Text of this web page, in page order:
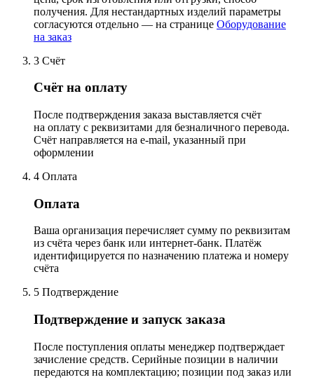
получения. Для нестандартных изделий параметры
согласуются отдельно — на странице Оборудование
на заказ
3 Счёт
Счёт на оплату
После подтверждения заказа выставляется счёт
на оплату с реквизитами для безналичного перевода.
Счёт направляется на e-mail, указанный при
оформлении
4 Оплата
Оплата
Ваша организация перечисляет сумму по реквизитам
из счёта через банк или интернет-банк. Платёж
идентифицируется по назначению платежа и номеру
счёта
5 Подтверждение
Подтверждение и запуск заказа
После поступления оплаты менеджер подтверждает
зачисление средств. Серийные позиции в наличии
передаются на комплектацию; позиции под заказ или